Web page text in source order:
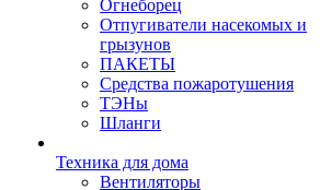
Огнеборец
Отпугиватели насекомых и
грызунов
ПАКЕТЫ
Средства пожаротушения
ТЭНы
Шланги
Техника для дома
Вентиляторы